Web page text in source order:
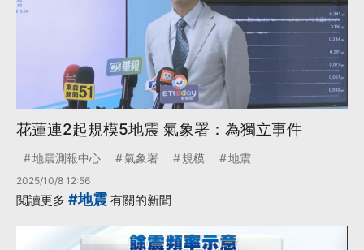
花蓮連2起規模5地震 氣象署：為獨立事件
地震測報中心 氣象署 規模 地震
2025/10/8 12:56
閱讀更多 #地震 有關的新聞